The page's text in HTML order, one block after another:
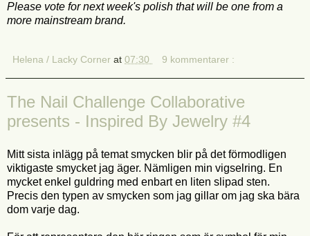
Please vote for next week's polish that will be one from a
more mainstream brand.
Helena / Lacky Corner at 07:30 9 kommentarer :
The Nail Challenge Collaborative
presents - Inspired By Jewelry #4
Mitt sista inlägg på temat smycken blir på det förmodligen
viktigaste smycket jag äger. Nämligen min vigselring. En
mycket enkel guldring med enbart en liten slipad sten.
Precis den typen av smycken som jag gillar om jag ska bära
dom varje dag.